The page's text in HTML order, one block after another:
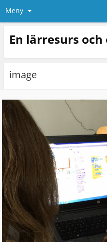
Meny
En lärresurs och
image